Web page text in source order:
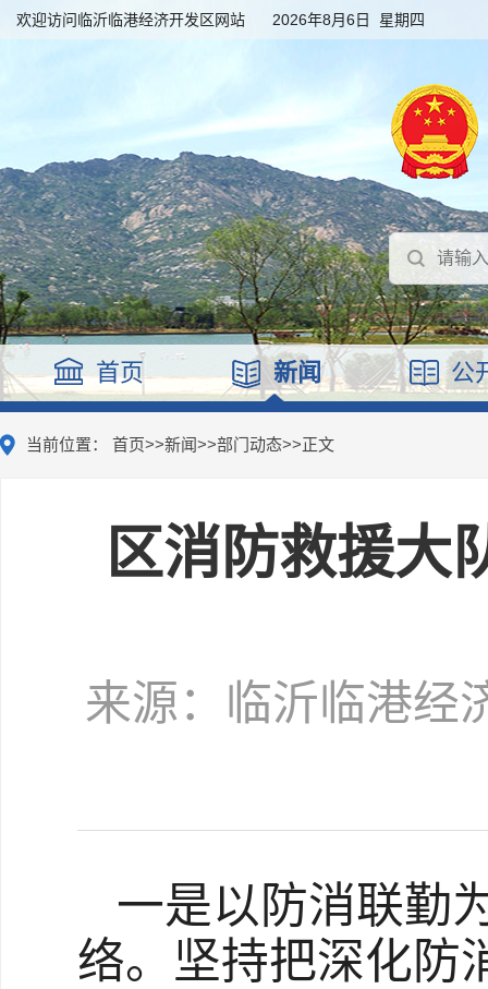
欢迎访问临沂临港经济开发区网站 2026年8月6日 星期四
首页 新闻 公
当前位置： 首页>>新闻>>部门动态>>正文
区消防救援大
来源：临沂临港经
一是以防消联勤
络。坚持把深化防